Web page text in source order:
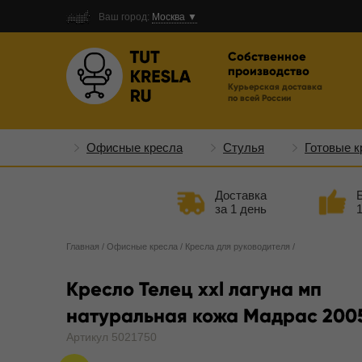
Ваш город: Москва ▼
Собственное
производство
Курьерская доставка
по всей России
Офисные кресла Стулья Готовые
Доставка
за 1 день
Главная / Офисные кресла / Кресла для руководителя /
Кресло Телец xxl лагуна мп
натуральная кожа Мадрас
Артикул 5021750